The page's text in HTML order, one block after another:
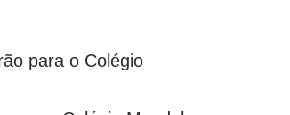
para o Colégio